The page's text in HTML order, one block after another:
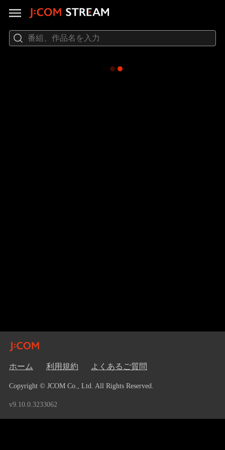
ホーム 利用規約 よくあるご質問
Copyright © JCOM Co., Ltd. All Rights Reserved.
v9.10.0.3233062